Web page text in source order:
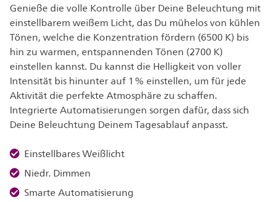
Genieße die volle Kontrolle über Deine Beleuchtung mit
einstellbarem weißem Licht, das Du mühelos von kühlen
Tönen, welche die Konzentration fördern (6500 K) bis
hin zu warmen, entspannenden Tönen (2700 K)
einstellen kannst. Du kannst die Helligkeit von voller
Intensität bis hinunter auf 1 % einstellen, um für jede
Aktivität die perfekte Atmosphäre zu schaffen.
Integrierte Automatisierungen sorgen dafür, dass sich
Deine Beleuchtung Deinem Tagesablauf anpasst.
Einstellbares Weißlicht
Niedr. Dimmen
Smarte Automatisierung